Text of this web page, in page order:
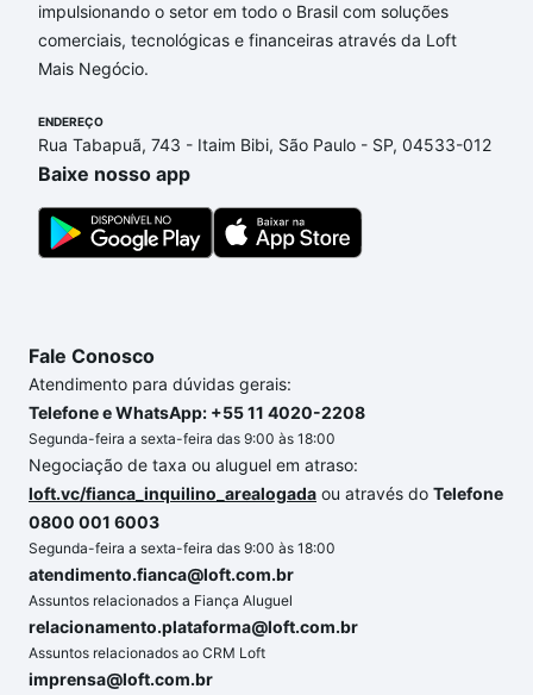
impulsionando o setor em todo o Brasil com soluções
comerciais, tecnológicas e financeiras através da Loft
Mais Negócio.
ENDEREÇO
Rua Tabapuã, 743 - Itaim Bibi, São Paulo - SP, 04533-012
Baixe nosso app
Fale Conosco
Atendimento para dúvidas gerais:
Telefone e WhatsApp: +55 11 4020-2208
Segunda-feira a sexta-feira das 9:00 às 18:00
Negociação de taxa ou aluguel em atraso:
loft.vc/fianca_inquilino_arealogada ou através do Telefone
0800 001 6003
Segunda-feira a sexta-feira das 9:00 às 18:00
atendimento.fianca@loft.com.br
Assuntos relacionados a Fiança Aluguel
relacionamento.plataforma@loft.com.br
Assuntos relacionados ao CRM Loft
imprensa@loft.com.br